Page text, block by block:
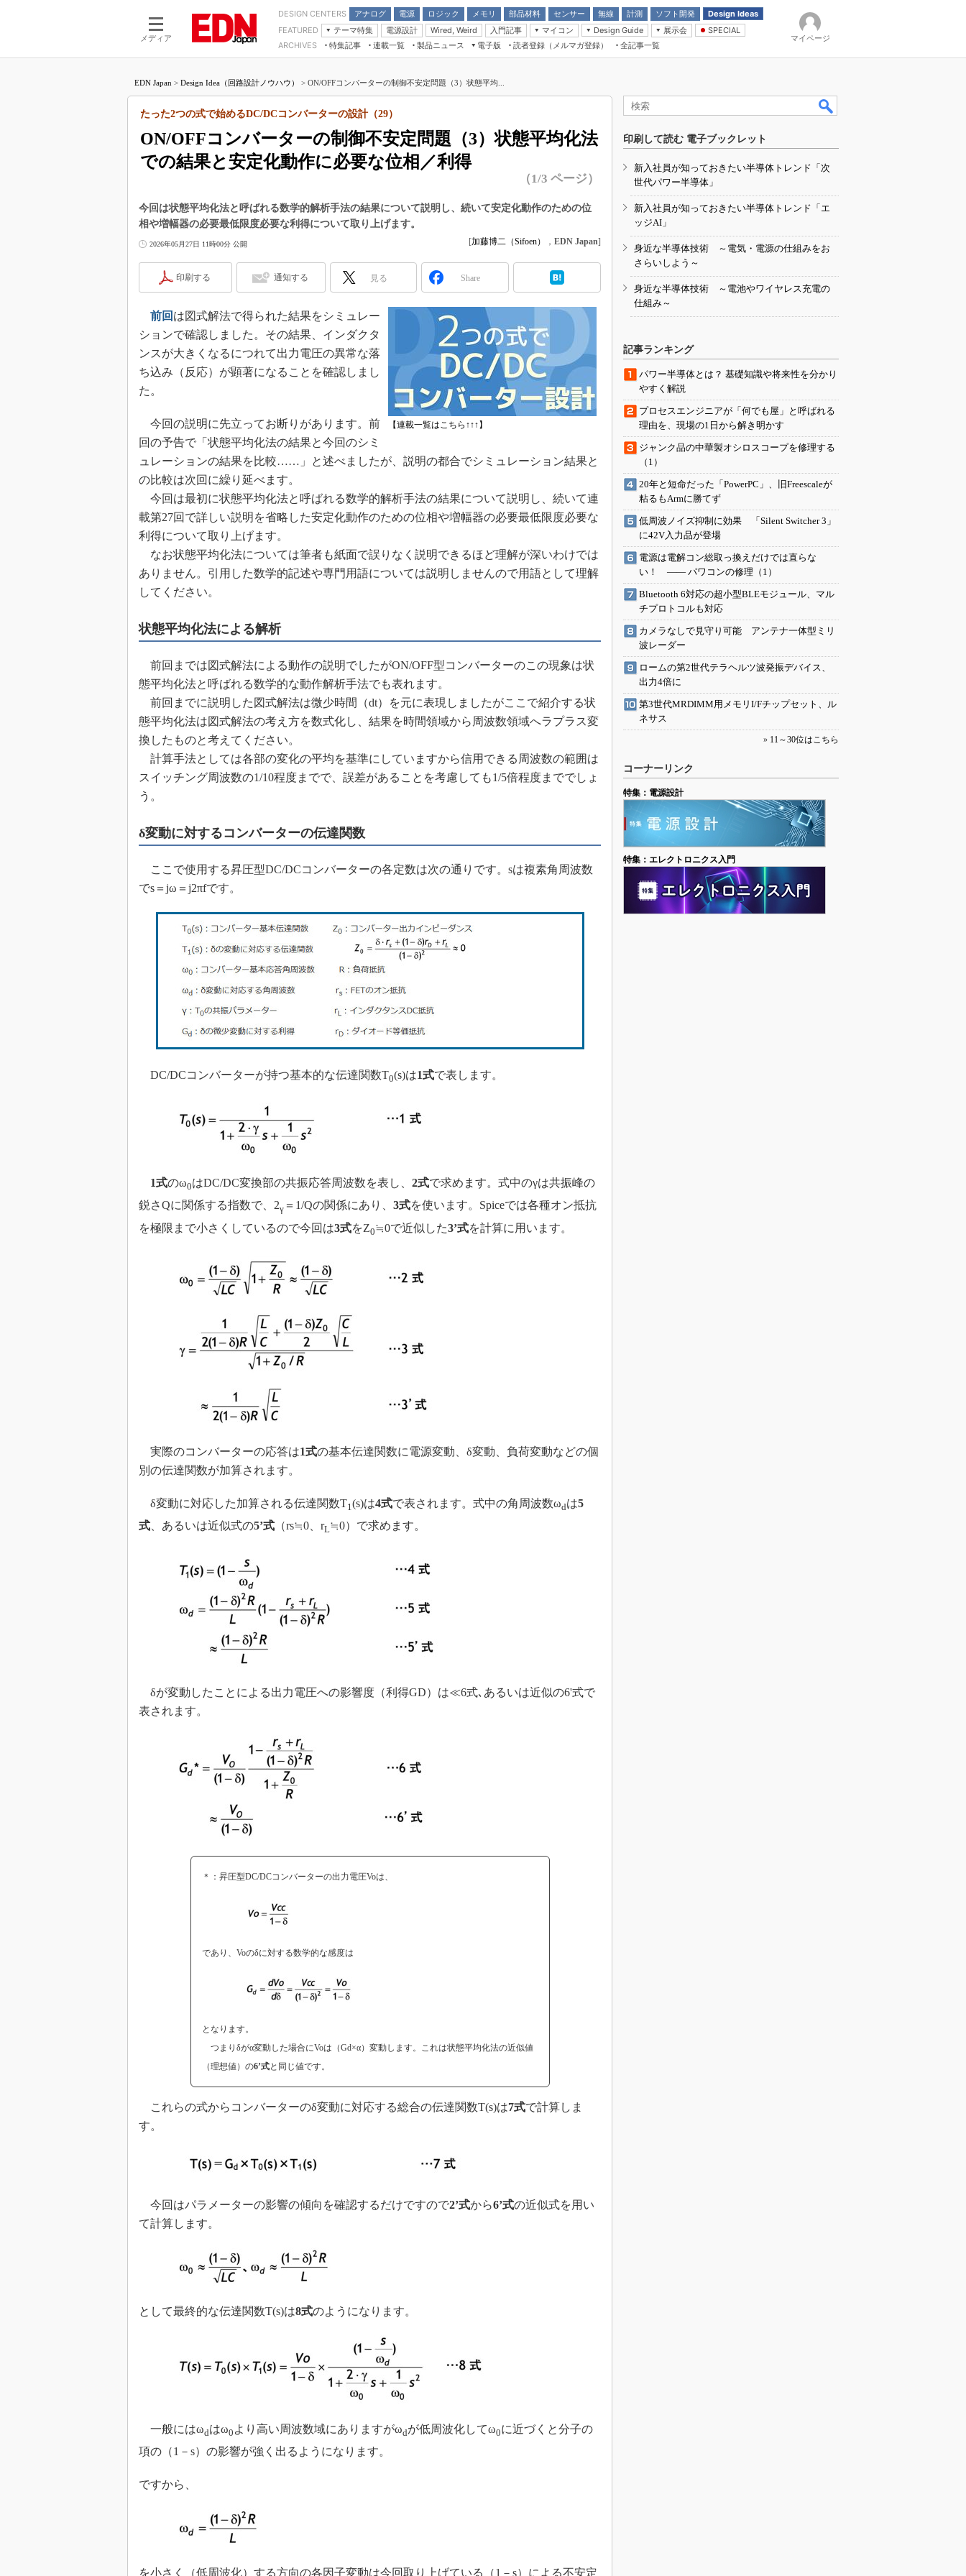
メディア
DESIGN CENTERS アナログ
電源
モーター
ロジック
LSI
メモリ
部品材料
受動部品
センサー 無線 計測 ソフト開発
Design Ideas
アナログ機能回路
計測とテスト
Wired, Weird
FEATURED
テーマ特集
つながるクルマ
エレクトロニクス入門
5G（EE Times Japan）
製品解剖（EE Times Japan）
電源設計 Wired, Weird
入門記事
モーター入門
マイコン
マイコン講座
Design Guide
計測機器
展示会
CEATEC
組込み/エッジコンピューティング展
人とくるま展
SPECIAL
Microchip情報
ARCHIVES 特集記事
連載一覧
マイクロプロセッサ懐古録
中堅技術者に贈る電子部品“徹底”活
用講座
たった2つの式で始めるDC/DCコン
バーターの設計
DC-DCコンバーター活用講座
マイコン講座
Q&Aで学ぶマイコン講座
高速シリアル伝送技術講座
記録計／データロガーの基礎知識
ズ編
めざせ高効率！ モーター駆動入門講
座
Bluetooth mesh入門
計測器メーカーから見た5G
USB Type-Cの登場で評価試験はど
う変わる？
IoT時代の無線規格を知る【Thread
編】
IoT時代の無線規格を知る【Z-Wave
製品ニュース
電子版
電子ブックレット
読者登録（メルマガ登録） 全記事一覧
マイページ
EDN Japan > Design Idea（回路設計ノウハウ） > ON/OFFコンバーターの制御不安定問題（3）状態平均...
ON/OFFコンバーターの制御不安定問題（3）状態平均化法
での結果と安定化動作に必要な位相／利得
たった2つの式で始めるDC/DCコンバーターの設計（29）
（1/3 ページ）
今回は状態平均化法と呼ばれる数学的解析手法の結果について説明し、続いて安定化動作のための位
相や増幅器の必要最低限度必要な利得について取り上げます。
2026年05月27日 11時00分 公開 [加藤博二（Sifoen） ， EDN Japan]
印刷する 通知する 見る Share
【連載一覧はこちら↑↑↑】
前回 は図式解法で得られた結果をシミュレー
ションで確認しました。その結果、インダクタ
ンスが大きくなるにつれて出力電圧の異常な落
ち込み（反応）が顕著になることを確認しまし
た。
今回の説明に先立ってお断りがあります。前
回の予告で「状態平均化法の結果と今回のシミ
ュレーションの結果を比較……」と述べましたが、説明の都合でシミュレーション結果と
の比較は次回に繰り延べます。
今回は最初に状態平均化法と呼ばれる数学的解析手法の結果について説明し、続いて連
載第27回で詳しい説明を省略した安定化動作のための位相や増幅器の必要最低限度必要な
利得について取り上げます。
なお状態平均化法については筆者も紙面で誤りなく説明できるほど理解が深いわけでは
ありません。引用した数学的記述や専門用語については説明しませんので用語として理解
してください。
状態平均化法による解析
前回までは図式解法による動作の説明でしたがON/OFF型コンバーターのこの現象は状
態平均化法と呼ばれる数学的な動作解析手法でも表れます。
前回までに説明した図式解法は微少時間（dt）を元に表現しましたがここで紹介する状
態平均化法は図式解法の考え方を数式化し、結果を時間領域から周波数領域へラプラス変
換したものと考えてください。
計算手法としては各部の変化の平均を基準にしていますから信用できる周波数の範囲は
スイッチング周波数の1/10程度までで、誤差があることを考慮しても1/5倍程度まででしょ
う。
δ変動に対するコンバーターの伝達関数
ここで使用する昇圧型DC/DCコンバーターの各定数は次の通りです。sは複素角周波数
でs＝jω＝j2πfです。
DC/DCコンバーターが持つ基本的な伝達関数T0(s)は1式で表します。
1式のω0はDC/DC変換部の共振応答周波数を表し、 2式で求めます。式中のγは共振峰の
鋭さQに関係する指数で、2γ ＝1/Qの関係にあり、 3式を使います。Spiceでは各種オン抵抗
を極限まで小さくしているので今回は3式をZ0≒0で近似した3’式を計算に用います。
実際のコンバーターの応答は1式の基本伝達関数に電源変動、δ変動、負荷変動などの個
別の伝達関数が加算されます。
δ変動に対応した加算される伝達関数T1 (s)は4式で表されます。式中の角周波数ωdは5
式 、あるいは近似式の5’式 （rs≒0、rL≒0）で求めます。
δが変動したことによる出力電圧への影響度（利得GD）は≪6式､あるいは近似の6'式で
表されます。
＊：昇圧型DC/DCコンバーターの出力電圧Voは、
であり、Voのδに対する数学的な感度は
となります。
つまりδがα変動した場合にVoは（Gd×α）変動します。これは状態平均化法の近似値
（理想値）の6’式と同じ値です。
これらの式からコンバーターのδ変動に対応する総合の伝達関数T(s)は7式で計算しま
す。
今回はパラメーターの影響の傾向を確認するだけですので2’式から6’式の近似式を用い
て計算します。
として最終的な伝達関数T(s)は8式のようになります。
一般にはωdはω0 より高い周波数域にありますがωdが低周波化してω0に近づくと分子の
項の（1－s）の影響が強く出るようになります。
ですから、
を小さく（低周波化）する方向の各因子変動は今回取り上げている（1－s）による不安定
印刷して読む 電子ブックレット
新入社員が知っておきたい半導体トレンド「次
世代パワー半導体」
新入社員が知っておきたい半導体トレンド「エ
ッジAI」
身近な半導体技術 ～電気・電源の仕組みをお
さらいしよう～
身近な半導体技術 ～電池やワイヤレス充電の
仕組み～
記事ランキング
パワー半導体とは？ 基礎知識や将来性を分かり
やすく解説
プロセスエンジニアが「何でも屋」と呼ばれる
理由を、現場の1日から解き明かす
ジャンク品の中華製オシロスコープを修理する
（1）
20年と短命だった「PowerPC」、旧Freescaleが
粘るもArmに勝てず
低周波ノイズ抑制に効果 「Silent Switcher 3」
に42V入力品が登場
電源は電解コン総取っ換えだけでは直らな
い！ ―― パワコンの修理（1）
Bluetooth 6対応の超小型BLEモジュール、マル
チプロトコルも対応
カメラなしで見守り可能 アンテナ一体型ミリ
波レーダー
ロームの第2世代テラヘルツ波発振デバイス、
出力4倍に
第3世代MRDIMM用メモリI/Fチップセット、ル
ネサス
» 11～30位はこちら
コーナーリンク
特集：電源設計
特集：エレクトロニクス入門